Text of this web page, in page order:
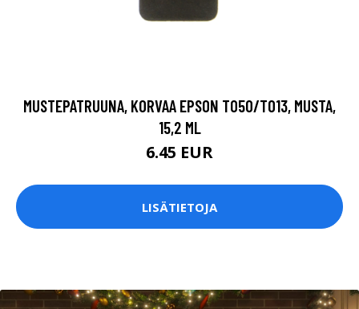
MUSTEPATRUUNA, KORVAA EPSON T050/T013, MUSTA,
15,2 ML
6.45 EUR
LISÄTIETOJA